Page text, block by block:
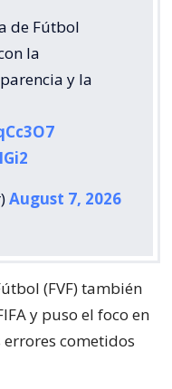
de Fútbol
la
y la
August 7, 2026
(FVF) también
y puso el foco en
cometidos